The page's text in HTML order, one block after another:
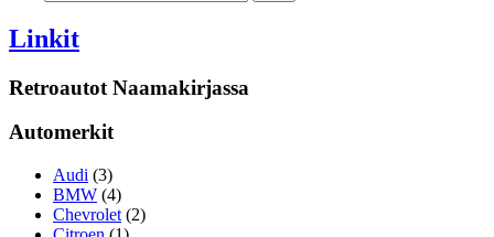
Linkit
Retroautot Naamakirjassa
Automerkit
Audi (3)
BMW (4)
Chevrolet (2)